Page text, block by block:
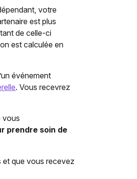
votre
est plus
de celle-ci
est calculée en
événement
. Vous recevrez
vous
prendre soin de
et que vous recevez